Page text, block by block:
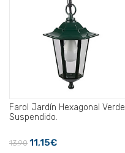
Farol Jardín Hexagonal Verde
Suspendido.
13,90 11,15€